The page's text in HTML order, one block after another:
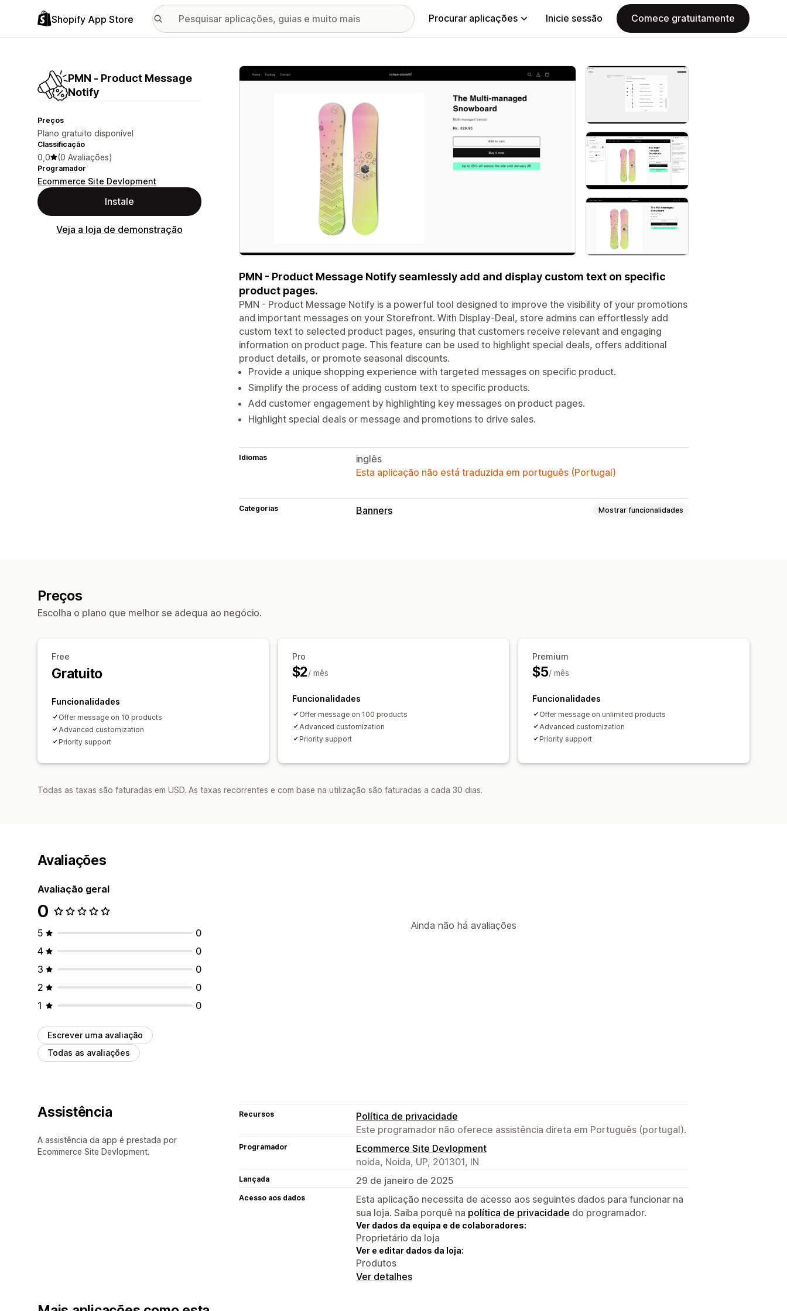
Shopify App Store Procurar aplicações Inicie sessão Comece gratuitamente
PMN ‑ Product Message
Notify
Preços
Plano gratuito disponível
Classificação
0,0 (0 Avaliações)
Programador
Ecommerce Site Devlopment
Instale
Veja a loja de demonstração
Galeria de imagens em destaque
PMN - Product Message Notify seamlessly add and display custom text on specific
product pages.
PMN - Product Message Notify is a powerful tool designed to improve the visibility of your promotions
and important messages on your Storefront. With Display-Deal, store admins can effortlessly add
custom text to selected product pages, ensuring that customers receive relevant and engaging
information on product page. This feature can be used to highlight special deals, offers additional
product details, or promote seasonal discounts.
Provide a unique shopping experience with targeted messages on specific product.
Simplify the process of adding custom text to specific products.
Add customer engagement by highlighting key messages on product pages.
Highlight special deals or message and promotions to drive sales.
Idiomas
inglês
Esta aplicação não está traduzida em português (Portugal)
Categorias Banners Mostrar funcionalidades
Preços
Escolha o plano que melhor se adequa ao negócio.
Free
Gratuito
Funcionalidades
Offer message on 10 products
Advanced customization
Priority support
Pro
$2/ mês
Funcionalidades
Offer message on 100 products
Advanced customization
Priority support
Premium
$5/ mês
Funcionalidades
Offer message on unlimited products
Advanced customization
Priority support
Todas as taxas são faturadas em USD. As taxas recorrentes e com base na utilização são faturadas a cada 30 dias.
Avaliações
Avaliação geral
0
5
0
4
0
3
0
2
0
1
0
Escrever uma avaliação
Todas as avaliações
Ainda não há avaliações
Assistência
A assistência da app é prestada por
Ecommerce Site Devlopment.
Recursos
Política de privacidade
Este programador não oferece assistência direta em Português (portugal).
Programador
Ecommerce Site Devlopment
noida, Noida, UP, 201301, IN
Lançada 29 de janeiro de 2025
Acesso aos dados
Esta aplicação necessita de acesso aos seguintes dados para funcionar na
sua loja. Saiba porquê na política de privacidade do programador.
Ver dados da equipa e de colaboradores:
Proprietário da loja
Ver e editar dados da loja:
Produtos
Ver detalhes